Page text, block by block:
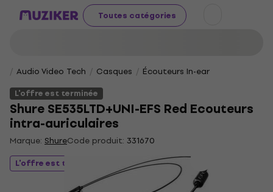
Toutes catégories
Audio Video Tech Casques
Écouteurs In-ear
L'offre est terminée
Shure SE535LTD+UNI-EFS Red Ecouteurs
intra-auriculaires
Marque: ShureCode produit: 331670
L'offre est terminée